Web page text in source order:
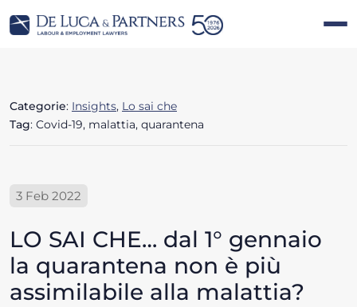
Categorie: Insights, Lo sai che
Tag: Covid-19, malattia, quarantena
3 Feb 2022
LO SAI CHE… dal 1° gennaio
la quarantena non è più
assimilabile alla malattia?